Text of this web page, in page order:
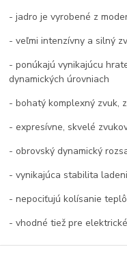
- jadro je vyrobené z
- veľmi intenzívny a silný
- ponúkajú vynikajúcu
dynamických úrovniach
- bohatý komplexný zvuk,
- expresívne, skvelé
- obrovský dynamický
- vynikajúca stabilita
- nepociťujú kolísanie
- vhodné tiež pre